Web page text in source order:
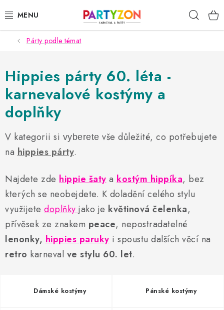
na
KARNEVALOVÉ MASKY
KARNEVALOVÉ KOSTÝMY
DOPLŇKY NA KARNEVAL
PÁRTY PODLE TÉMAT
DEKORACE A VÝZDOBA
EXKLUZIVNÍ KOSTÝMY
NOVINKY 2025
AKCE A SLEVY
Náš příběh Nejčastější otázky a odpovědi
Párty podle témat
Hippies párty 60. léta -
karnevalové kostýmy a
doplňky
V kategorii si vyberete vše důležité, co potřebujete
na hippies párty.
Najdete zde hippie šaty a kostým hippíka, bez
kterých se neobejdete. K doladění celého stylu
využijete doplňky jako je květinová čelenka,
přívěsek ze znakem peace, nepostradatelné
lenonky, hippies paruky i spoustu dalších věcí na
retro karneval ve stylu 60. let.
Dámské kostýmy Pánské kostýmy